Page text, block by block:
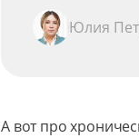
Юлия
А вот про